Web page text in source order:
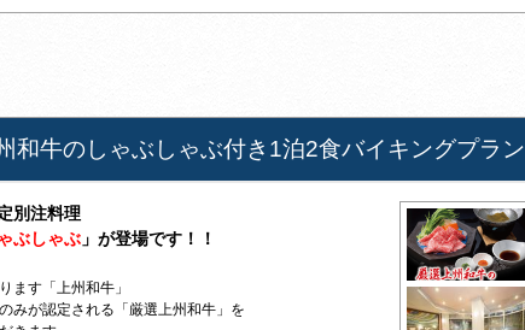
和牛のしゃぶしゃぶ付き1泊2食バイキングプラン
別注料理
ぶしゃぶ 」が登場です！！
ます「上州和牛」
みが認定される「厳選上州和牛」を